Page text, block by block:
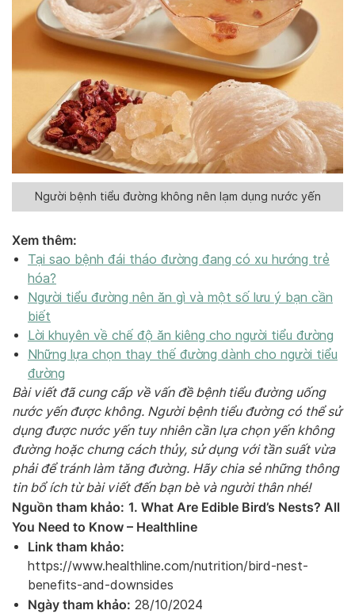
Người bệnh tiểu đường không nên lạm dụng nước yến
Xem thêm:
Tại sao bệnh đái tháo đường đang có xu hướng trẻ
hóa?
Người tiểu đường nên ăn gì và một số lưu ý bạn cần
biết
Lời khuyên về chế độ ăn kiêng cho người tiểu đường
Những lựa chọn thay thế đường dành cho người tiểu
đường
Bài viết đã cung cấp về vấn đề bệnh tiểu đường uống
nước yến được không. Người bệnh tiểu đường có thể sử
dụng được nước yến tuy nhiên cần lựa chọn yến không
đường hoặc chưng cách thủy, sử dụng với tần suất vừa
phải để tránh làm tăng đường. Hãy chia sẻ những thông
tin bổ ích từ bài viết đến bạn bè và người thân nhé!
Nguồn tham khảo: 1. What Are Edible Bird’s Nests? All
You Need to Know – Healthline
Link tham khảo:
https://www.healthline.com/nutrition/bird-nest-
benefits-and-downsides
Ngày tham khảo: 28/10/2024